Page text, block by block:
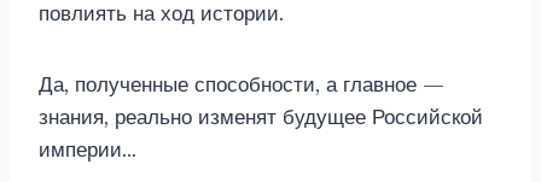
повлиять на ход истории.
Да, полученные способности, а главное —
знания, реально изменят будущее Российской
империи…